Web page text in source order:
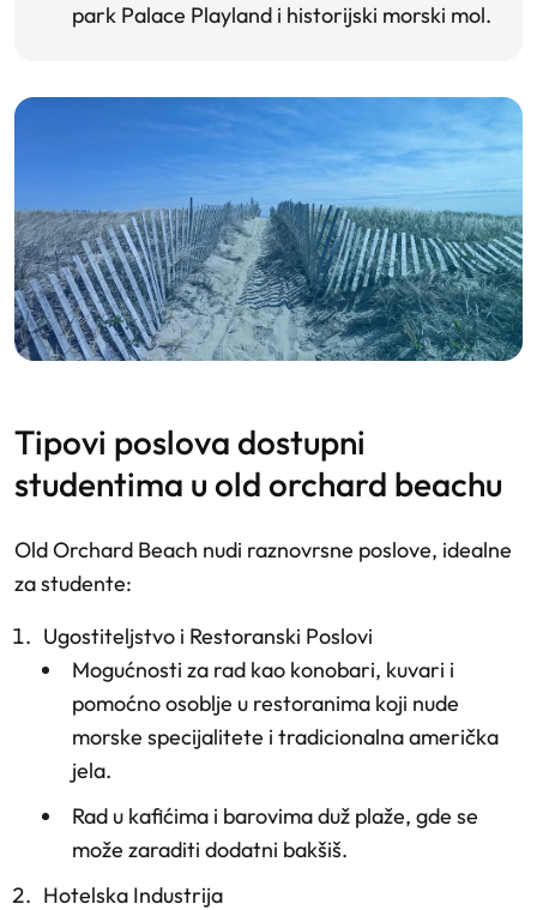
park Palace Playland i historijski morski mol.
tipovi poslova dostupni
studentima u old orchard beachu
Old Orchard Beach nudi raznovrsne poslove, idealne
za studente:
Ugostiteljstvo i Restoranski Poslovi
Mogućnosti za rad kao konobari, kuvari i
pomoćno osoblje u restoranima koji nude
morske specijalitete i tradicionalna američka
jela.
Rad u kafićima i barovima duž plaže, gde se
može zaraditi dodatni bakšiš.
Hotelska Industrija